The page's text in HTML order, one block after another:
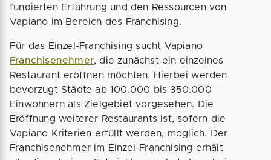
fundierten Erfahrung und den Ressourcen von
Vapiano im Bereich des Franchising.
Für das Einzel-Franchising sucht Vapiano
Franchisenehmer, die zunächst ein einzelnes
Restaurant eröffnen möchten. Hierbei werden
bevorzugt Städte ab 100.000 bis 350.000
Einwohnern als Zielgebiet vorgesehen. Die
Eröffnung weiterer Restaurants ist, sofern die
Vapiano Kriterien erfüllt werden, möglich. Der
Franchisenehmer im Einzel-Franchising erhält